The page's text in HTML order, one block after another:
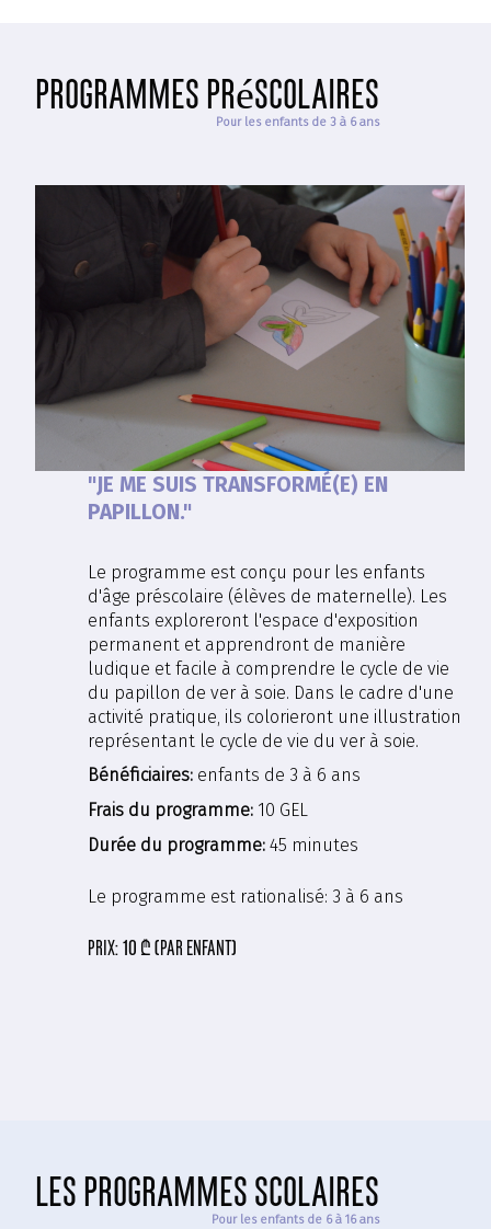
programmes préscolaires
Pour les enfants de 3 à 6 ans
"JE ME SUIS TRANSFORMÉ(E) EN
PAPILLON."
Le programme est conçu pour les enfants
d'âge préscolaire (élèves de maternelle). Les
enfants exploreront l'espace d'exposition
permanent et apprendront de manière
ludique et facile à comprendre le cycle de vie
du papillon de ver à soie. Dans le cadre d'une
activité pratique, ils colorieront une illustration
représentant le cycle de vie du ver à soie.
Bénéficiaires: enfants de 3 à 6 ans
Frais du programme: 10 GEL
Durée du programme: 45 minutes
Le programme est rationalisé: 3 à 6 ans
prix:10 ₾ (par enfant)
les programmes scolaires
Pour les enfants de 6 à 16 ans